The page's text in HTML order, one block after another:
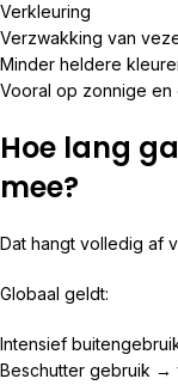
Verkleuring
Verzwakking van
Minder heldere
Vooral op zonnige
Hoe lang
mee?
Dat hangt volledig af
Globaal geldt:
Intensief
Beschutter gebruik →